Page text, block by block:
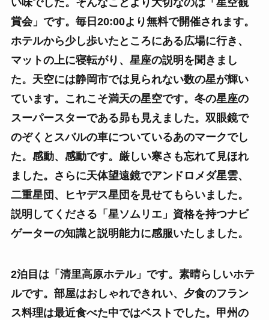
い味でした。そんなことより大切なのは「星空観
賞会」です。毎日20:00より無料で開催されます。
ホテルから少し歩いたところにある広場に行き、
マットの上に寝転がり、星座の説明を聞きまし
た。天空には静岡市では見られない数の星が輝い
ています。これこそ満天の星空です。冬の星座の
スーパースターである昴も見えました。双眼鏡で
のぞくとスバルの車についているあのマークでし
た。感動、感動です。厳しい寒さも忘れて見ほれ
ました。さらに天体望遠鏡でアンドロメダ星雲、
二重星団、ヒヤデス星団を見せてもらいました。
説明してくださる「星ソムリエ」資格を持つナビ
ゲーターの知識と説明能力に感服いたしました。
2泊目は「清里高原ホテル」です。素晴らしいホテ
ルです。部屋はおしゃれできれい、夕食のフラン
ス料理は最近食べた中ではベストでした。甲州の